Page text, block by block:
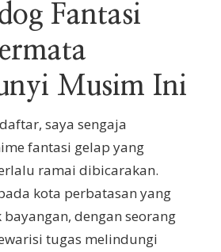
Fantasi
Musim Ini
saya sengaja
fantasi gelap yang
ramai dibicarakan.
kota perbatasan yang
dengan seorang
tugas melindungi